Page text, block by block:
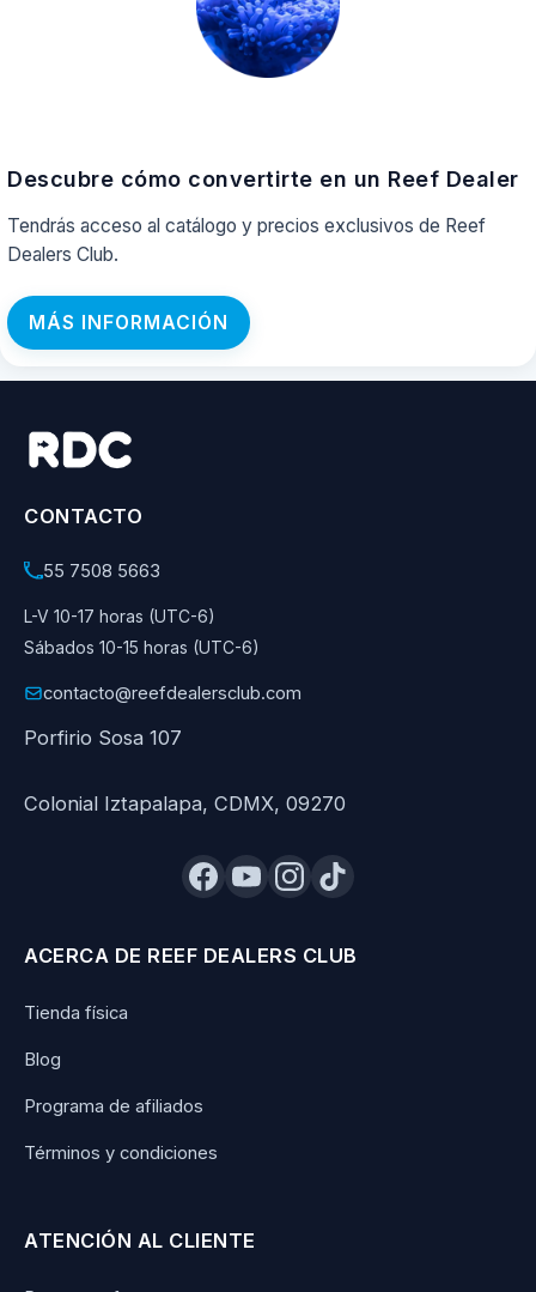
Descubre cómo convertirte en un Reef Dealer
Tendrás acceso al catálogo y precios exclusivos de Reef
Dealers Club.
MÁS INFORMACIÓN
CONTACTO
55 7508 5663
L-V 10-17 horas (UTC-6)
Sábados 10-15 horas (UTC-6)
contacto@reefdealersclub.com
Porfirio Sosa 107
Colonial Iztapalapa, CDMX, 09270
ACERCA DE REEF DEALERS CLUB
Tienda física
Blog
Programa de afiliados
Términos y condiciones
ATENCIÓN AL CLIENTE